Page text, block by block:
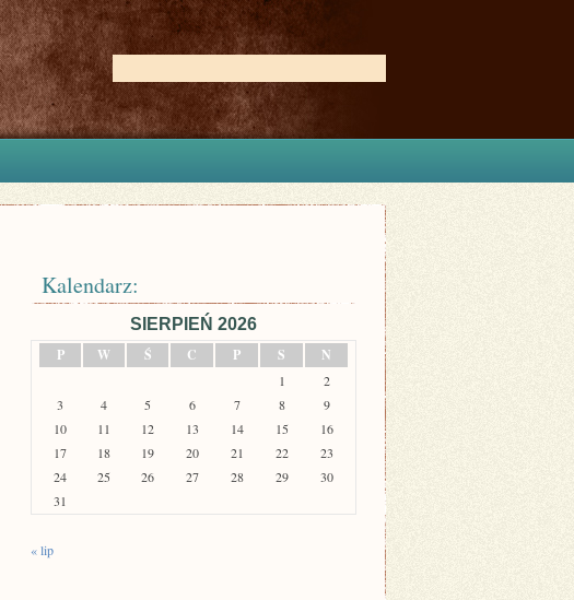
Kalendarz:
SIERPIEŃ 2026
P
W Ś C P S N
1
2
3
4 5 6 7 8
9
10
11 12 13 14 15
16
17
18 19 20 21 22
23
24
25 26 27 28 29
30
31
« lip